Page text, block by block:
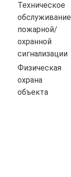
Техническое
обслуживание
пожарной/
охранной
сигнализации
Физическая
охрана
объекта